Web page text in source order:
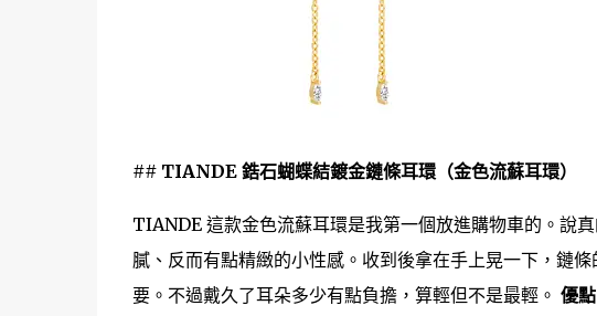
## TIANDE 鋯石蝴蝶結鍍金鏈條耳環（金色流蘇耳環）
TIANDE 這款金色流蘇耳環是我第一個放進購物車的。說
膩、反而有點精緻的小性感。收到後拿在手上晃一下，鏈
要。不過戴久了耳朵多少有點負擔，算輕但不是最輕。 優點